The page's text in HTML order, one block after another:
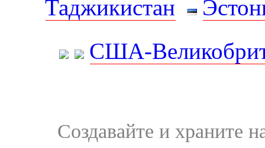
Таджикистан
США-
Создавайте и храните